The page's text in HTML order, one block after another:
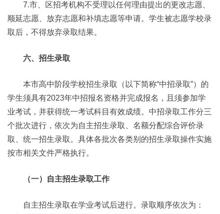
7.市、区招考机构不受理以任何理由提出的更改志愿、
顺延志愿、放弃志愿和补填志愿等申请。学生被志愿学校录
取后，不得放弃录取结果。
六、招生录取
本市高中阶段学校招生录取（以下简称“中招录取”）的
学生须具有2023年中招报名资格并完成报名，且须参加学
业考试，并获得统一考试科目有效成绩。中招录取工作分三
个批次进行，依次为自主招生录取、名额分配综合评价录
取、统一招生录取。具体各批次各类别的招生录取操作实施
按市相关文件严格执行。
（一）自主招生录取工作
自主招生录取在学业考试后进行。录取顺序依次为：